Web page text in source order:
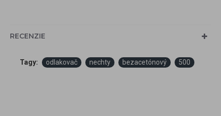
RECENZIE
Tagy: odlakovač nechty bezacetónový 500